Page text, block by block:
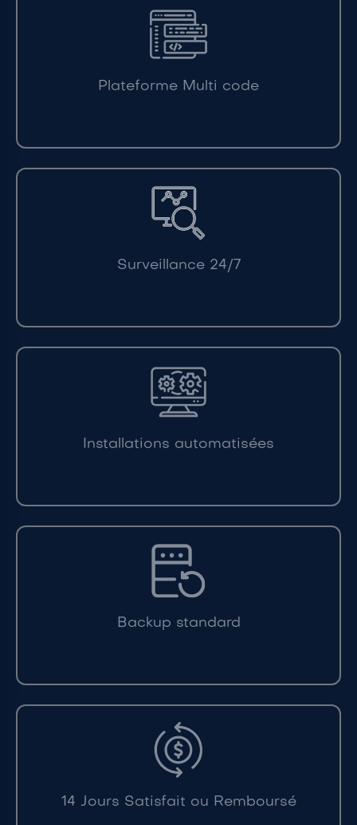
Plateforme Multi code
Surveillance 24/7
Installations automatisées
Backup standard
14 Jours Satisfait ou Remboursé